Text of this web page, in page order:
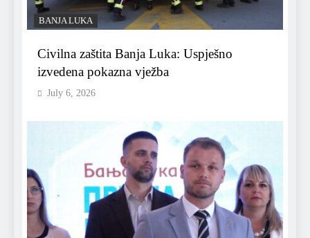
BANJA LUKA
Civilna zaštita Banja Luka: Uspješno
izvedena pokazna vježba
July 6, 2026